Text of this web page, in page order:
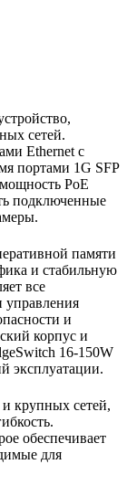
сетей.
Ethernet с
портами 1G SFP
PoE
подключенные
памяти
и стабильную
все
управления
и
корпус и
16-150W
эксплуатации.
крупных сетей,
обеспечивает
для